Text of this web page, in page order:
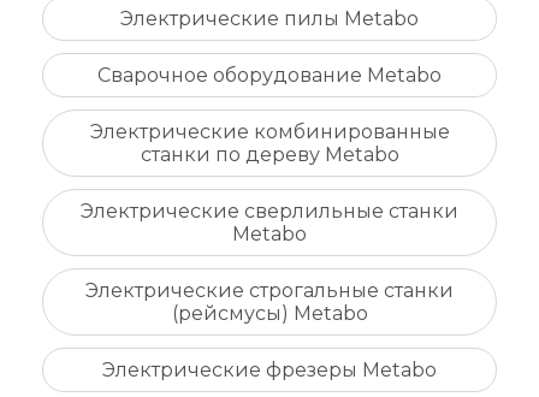
Электрические пилы Metabo
Сварочное оборудование Metabo
Электрические комбинированные
станки по дереву Metabo
Электрические сверлильные станки
Metabo
Электрические строгальные станки
(рейсмусы) Metabo
Электрические фрезеры Metabo